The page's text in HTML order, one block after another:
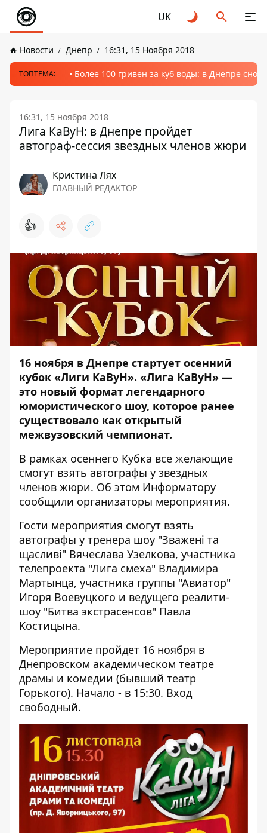
UK
Новости Днепр 16:31, 15 Ноября 2018
ТОПТЕМА: Более 100 гривен за куб воды: в Днепре
16:31, 15 ноября 2018
Лига КаВуН: в Днепре пройдет
автограф-сессия звездных членов жюри
Кристина Лях
ГЛАВНЫЙ РЕДАКТОР
👍
16 ноября в Днепре стартует осенний
кубок «Лиги КаВуН». «Лига КаВуН» —
это новый формат легендарного
юмористического шоу, которое ранее
существовало как открытый
межвузовский чемпионат.
В рамках осеннего Кубка все желающие
смогут взять автографы у звездных
членов жюри. Об этом Информатору
сообщили организаторы мероприятия.
Гости мероприятия смогут взять
автографы у тренера шоу "Зважені та
щасливі" Вячеслава Узелкова, участника
телепроекта "Лига смеха" Владимира
Мартынца, участника группы "Авиатор"
Игоря Воевуцкого и ведущего реалити-
шоу "Битва экстрасенсов" Павла
Костицына.
Мероприятие пройдет 16 ноября в
Днепровском академическом театре
драмы и комедии (бывший театр
Горького). Начало - в 15:30. Вход
свободный.